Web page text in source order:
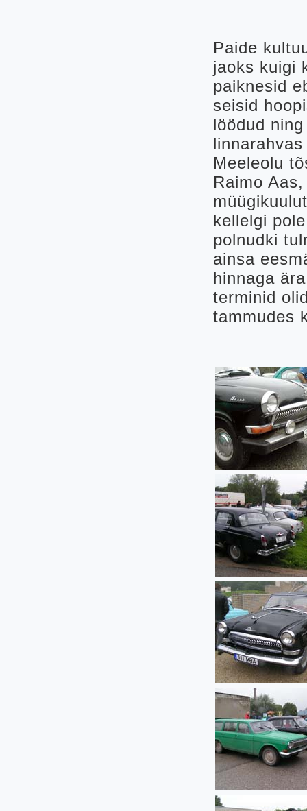
Paide
jaoks kuigi
paiknesid
seisid
löödud
Meeleolu
Raimo
kellelgi
polnudki
ainsa
hinnaga
terminid
tammudes